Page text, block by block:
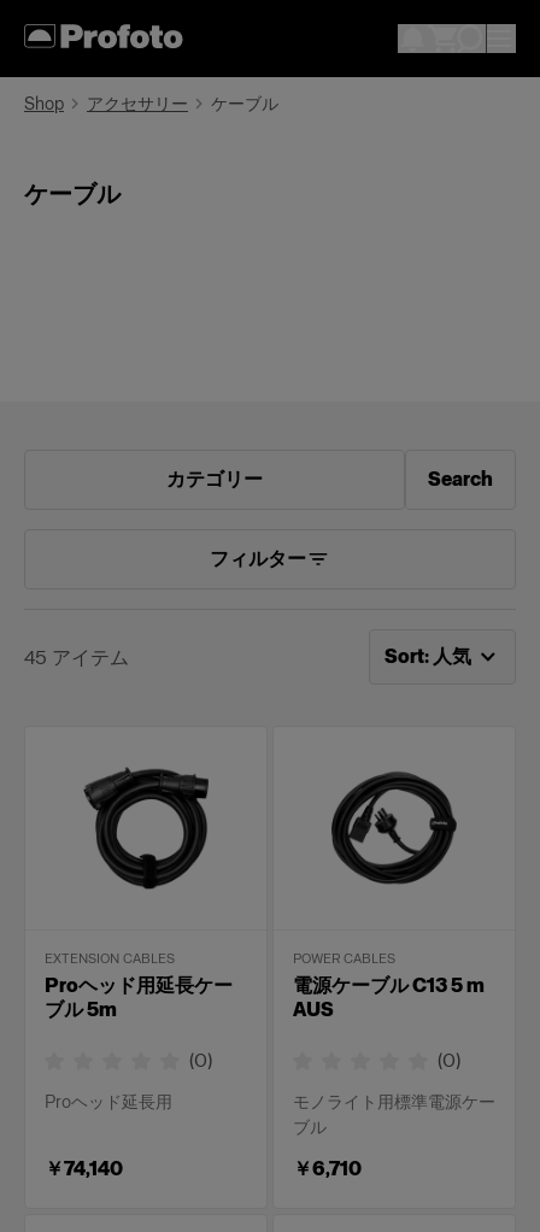
Shop アクセサリー ケーブル
ケーブル
カテゴリー Search
フィルター
45 アイテム
次で並べ替え：
Sort: 人気
EXTENSION CABLES
Proヘッド用延長ケー
ブル 5m
(0)
Proヘッド延長用
￥74,140
POWER CABLES
電源ケーブル C13 5 m
AUS
(0)
モノライト用標準電源ケー
ブル
￥6,710